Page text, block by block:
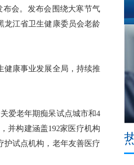
会。发布会围绕大寒节气
龙江省卫生健康委员会老龄
康事业发展全局，持续推
爱老年期痴呆试点城市和4
并构建涵盖192家医疗机构
护试点机构，老年友善医疗